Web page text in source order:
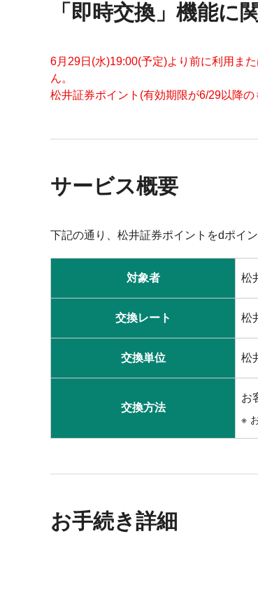
「即時交換」機能に
6月29日(水)19:00(予定)より前に利用ま
ん。
松井証券ポイント(有効期限が6/29以降
サービス概要
下記の通り、松井証券ポイントをdポイ
対象者 松
交換レート 松
交換単位 松
交換方法
お
お手続き詳細